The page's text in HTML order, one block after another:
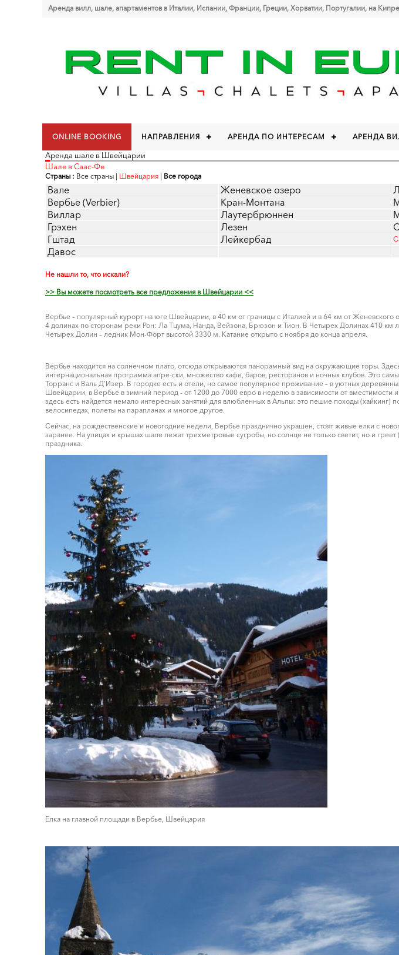
Аренда вилл, шале, апартаментов в Италии, Испании, Франции, Греции, Хорватии, Португалии, на
ONLINE BOOKING НАПРАВЛЕНИЯ АРЕНДА ПО ИНТЕРЕСАМ АРЕНДА
Аренда шале в Швейцарии
Шале в Саас-Фе
Страны : Все страны | Швейцария | Все города
Вале Женевское озеро
Вербье (Verbier)
Кран-Монтана
Виллар
Лаутербрюннен
Грэхен
Лезен
Гштад
Лейкербад
Давос
Не нашли то, что искали?
>> Вы можете посмотреть все предложения в Швейцарии <<
Вербье – популярный курорт на юге Швейцарии, в 40 км от границы с Италией и в 64 км от
4 долинах по сторонам реки Рон: Ла Тцума, Нанда, Вейзона, Брюзон и Тион. В Четырех Долинах 410
Четырех Долин – ледник Мон-Форт высотой 3330 м. Катание открыто с ноября до конца апреля.
Вербье находится на солнечном плато, отсюда открываются панорамный вид на окружающие горы.
интернациональная программа апре-ски, множество кафе, баров, ресторанов и ночных клубов. Это
Торранс и Валь Д’Изер. В городке есть и отели, но самое популярное проживание – в уютных
Швейцарии, в Вербье в зимний период - от 1200 до 7000 евро в неделю в зависимости от
здесь есть найдется немало интересных занятий для влюбленных в Альпы: это пешие походы
велосипедах, полеты на парапланах и многое другое.
Сейчас, на рождественские и новогодние недели, Вербье празднично украшен, стоят живые елки с
заранее. На улицах и крышах шале лежат трехметровые сугробы, но солнце не только светит, но и
праздника.
Елка на главной площади в Вербье, Швейцария